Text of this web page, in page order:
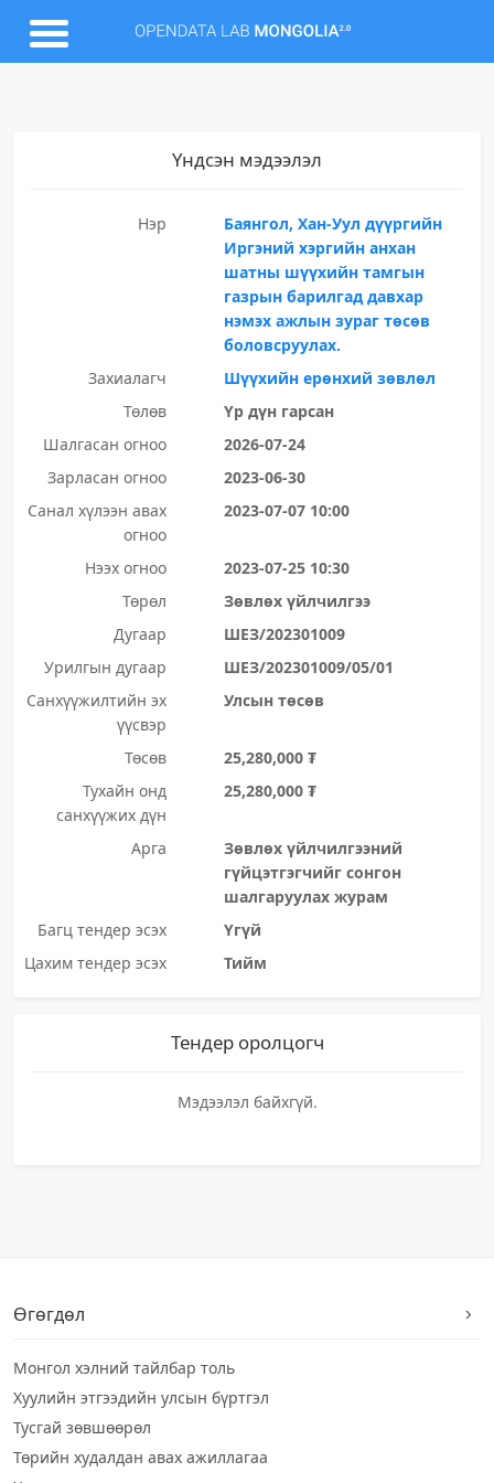
Үндсэн мэдээлэл
Нэр
Баянгол, Хан-Уул дүүргийн
Иргэний хэргийн анхан
шатны шүүхийн тамгын
газрын барилгад давхар
нэмэх ажлын зураг төсөв
боловсруулах.
Захиалагч
Шүүхийн ерөнхий зөвлөл
Төлөв
Үр дүн гарсан
Шалгасан огноо
2026-07-24
Зарласан огноо
2023-06-30
Санал хүлээн авах
огноо
2023-07-07 10:00
Нээх огноо
2023-07-25 10:30
Төрөл
Зөвлөх үйлчилгээ
Дугаар
ШЕЗ/202301009
Урилгын дугаар
ШЕЗ/202301009/05/01
Санхүүжилтийн эх
үүсвэр
Улсын төсөв
Төсөв
25,280,000 ₮
Тухайн онд
санхүүжих дүн
25,280,000 ₮
Арга
Зөвлөх үйлчилгээний
гүйцэтгэгчийг сонгон
шалгаруулах журам
Багц тендер эсэх
Үгүй
Цахим тендер эсэх
Тийм
Тендер оролцогч
Мэдээлэл байхгүй.
Өгөгдөл
Монгол хэлний тайлбар толь
Хуулийн этгээдийн улсын бүртгэл
Тусгай зөвшөөрөл
Төрийн худалдан авах ажиллагаа